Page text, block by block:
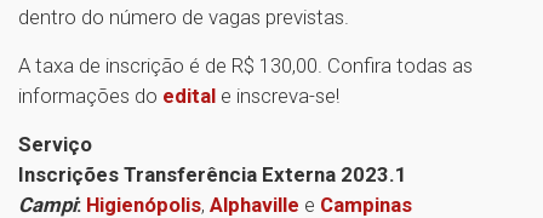
dentro do número de vagas previstas.
A taxa de inscrição é de R$ 130,00. Confira todas as
informações do edital e inscreva-se!
Serviço
Inscrições Transferência Externa 2023.1
Campi: Higienópolis, Alphaville e Campinas